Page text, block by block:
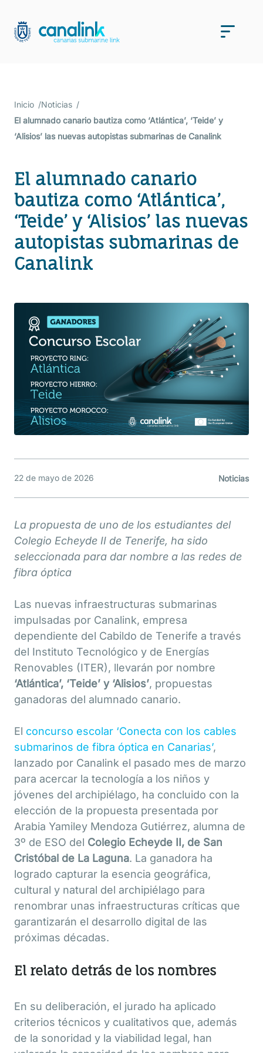
contenido
Inicio
Noticias
El alumnado canario bautiza como ‘Atlántica’, ‘Teide’ y
‘Alisios’ las nuevas autopistas submarinas de Canalink
El alumnado canario
bautiza como ‘Atlántica’,
‘Teide’ y ‘Alisios’ las nuevas
autopistas submarinas de
Canalink
22 de mayo de 2026 Noticias
La propuesta de uno de los estudiantes del
Colegio Echeyde II de Tenerife, ha sido
seleccionada para dar nombre a las redes de
fibra óptica
Las nuevas infraestructuras submarinas
impulsadas por Canalink, empresa
dependiente del Cabildo de Tenerife a través
del Instituto Tecnológico y de Energías
Renovables (ITER), llevarán por nombre
‘Atlántica’, ‘Teide’ y ‘Alisios’, propuestas
ganadoras del alumnado canario.
El concurso escolar ‘Conecta con los cables
submarinos de fibra óptica en Canarias’,
lanzado por Canalink el pasado mes de marzo
para acercar la tecnología a los niños y
jóvenes del archipiélago, ha concluido con la
elección de la propuesta presentada por
Arabia Yamiley Mendoza Gutiérrez, alumna de
3º de ESO del Colegio Echeyde II, de San
Cristóbal de La Laguna. La ganadora ha
logrado capturar la esencia geográfica,
cultural y natural del archipiélago para
renombrar unas infraestructuras críticas que
garantizarán el desarrollo digital de las
próximas décadas.
El relato detrás de los nombres
En su deliberación, el jurado ha aplicado
criterios técnicos y cualitativos que, además
de la sonoridad y la viabilidad legal, han